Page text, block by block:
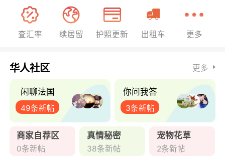
查汇率 续居留 护照更新 出租车 更多
华人社区 更多
闲聊法国
49条新帖
你问我答
3条新帖
商家自荐区
0条新帖
真情秘密
38条新帖
宠物花草
2条新帖